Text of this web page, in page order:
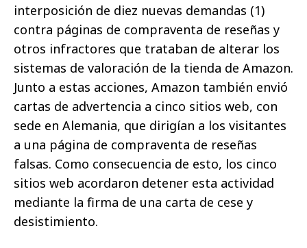
interposición de diez nuevas demandas (1)
contra páginas de compraventa de reseñas y
otros infractores que trataban de alterar los
sistemas de valoración de la tienda de Amazon.
Junto a estas acciones, Amazon también envió
cartas de advertencia a cinco sitios web, con
sede en Alemania, que dirigían a los visitantes
a una página de compraventa de reseñas
falsas. Como consecuencia de esto, los cinco
sitios web acordaron detener esta actividad
mediante la firma de una carta de cese y
desistimiento.